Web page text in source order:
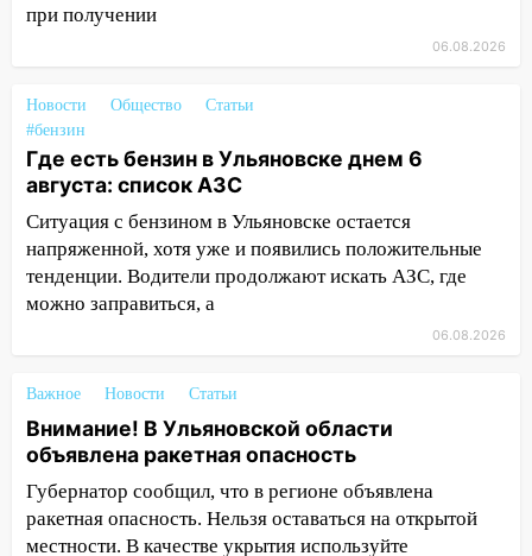
15:15 Проводил до квартиры и ограбил:
14:26
В Ульяновске ограничат движение
по улице Ефремова
14:23 67% ульяновцев готовы
передумать увольняться, если им
повысят зарплату
14:01 Инсценировали ДТП и получили
более 4,6 миллиона рублей: перед
13:00 В суде защитили репутацию
мужчины, которого необоснованно
обвиняли в жестоком обращении с
животными
при получении
06.08.2026
Новости Общество
Статьи
#бензин
Где есть бензин в Ульяновске днем 6
августа: список АЗС
Ситуация с бензином в Ульяновске остается
напряженной, хотя уже и появились положительные
тенденции. Водители продолжают искать АЗС, где
можно заправиться, а
06.08.2026
Важное Новости Статьи
Внимание! В Ульяновской области
объявлена ракетная опасность
Губернатор сообщил, что в регионе объявлена
ракетная опасность. Нельзя оставаться на открытой
местности. В качестве укрытия используйте